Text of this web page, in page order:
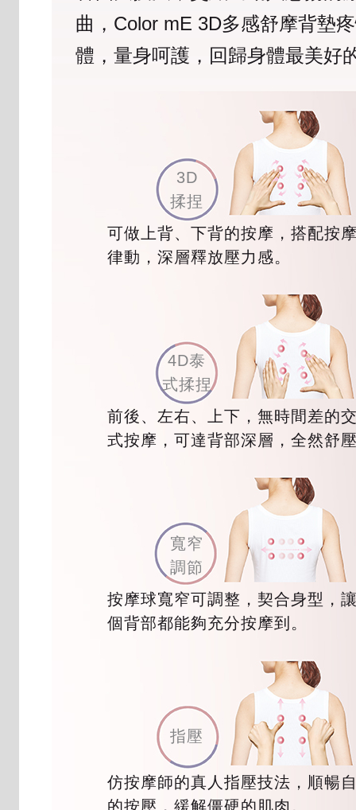
曲，Color mE 3D多感舒摩背墊
體，量身呵護，回歸身體最美好
3D
揉捏
可做上背、下背的按摩，搭配按
律動，深層釋放壓力感。
4D泰
式揉捏
前後、左右、上下，無時間差的
式按摩，可達背部深層，全然舒
寬窄
調節
按摩球寬窄可調整，契合身型，
個背部都能夠充分按摩到。
指壓
仿按摩師的真人指壓技法，順暢
的按壓，緩解僵硬的肌肉。